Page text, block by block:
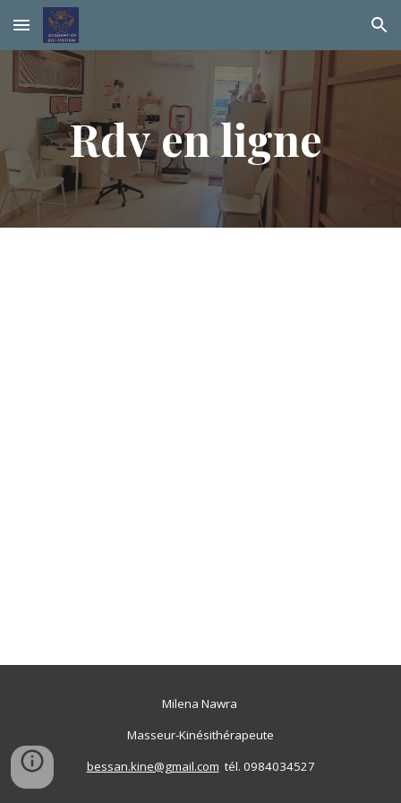
Skip to main content Skip to navigation
Rdv en ligne
Milena Nawra
Masseur-Kinésithérapeute
bessan.kine@gmail.com tél. 0984034527